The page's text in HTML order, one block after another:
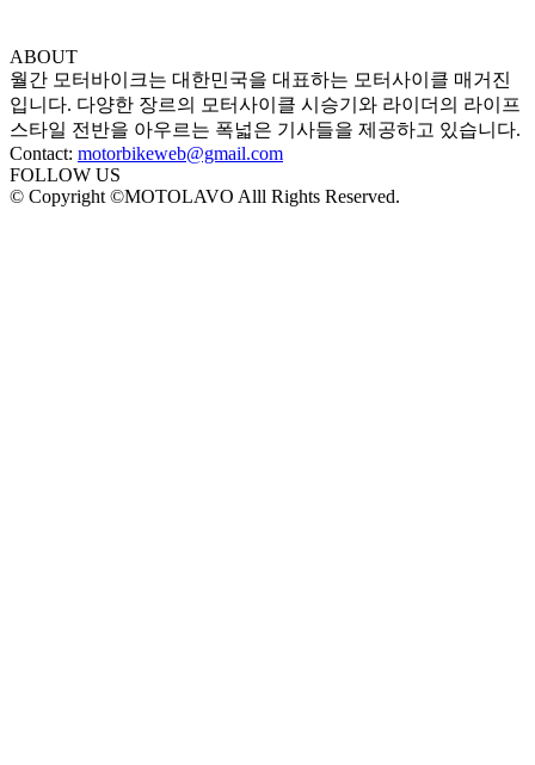
ABOUT
월간 모터바이크는 대한민국을 대표하는 모터사이클 매거진
입니다. 다양한 장르의 모터사이클 시승기와 라이더의 라이프
스타일 전반을 아우르는 폭넓은 기사들을 제공하고 있습니다.
Contact: motorbikeweb@gmail.com
FOLLOW US
© Copyright ©MOTOLAVO Alll Rights Reserved.